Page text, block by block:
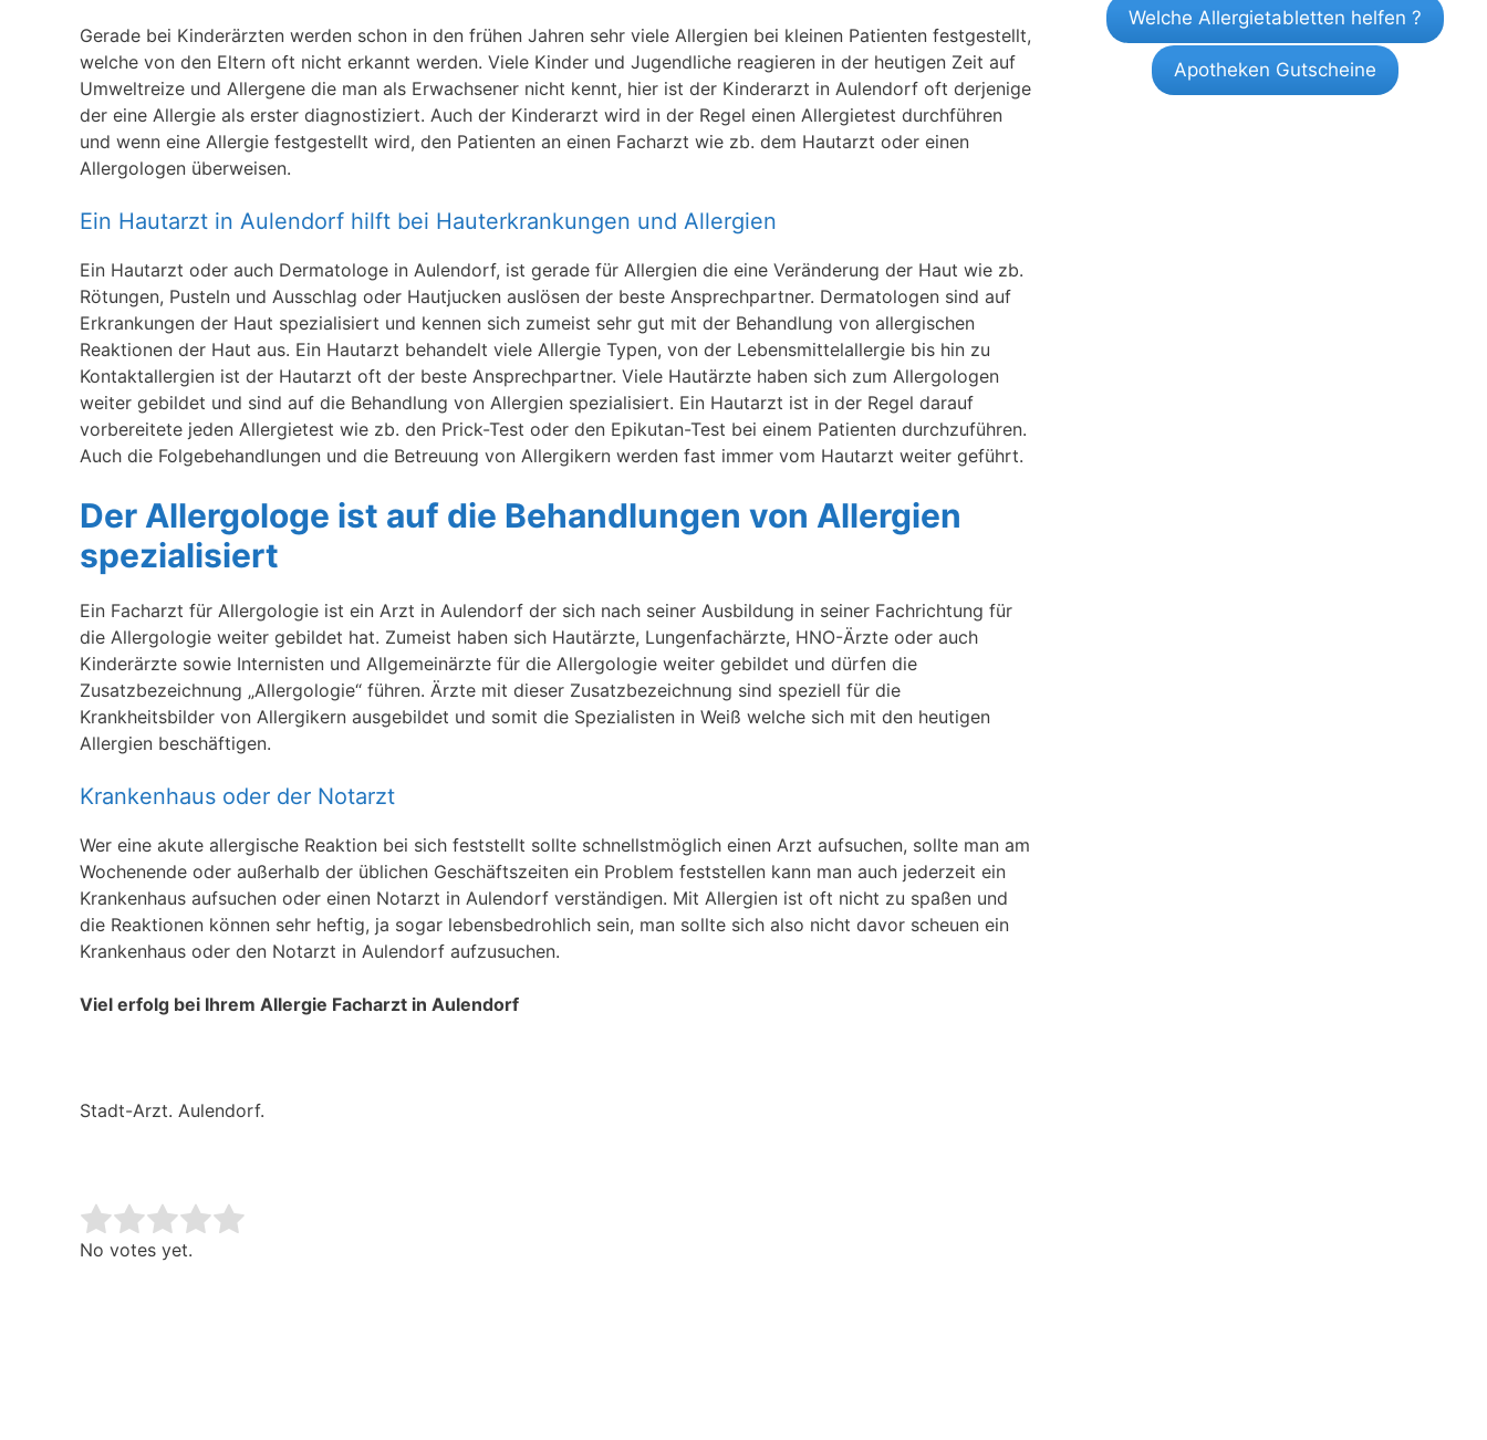
Gerade bei Kinderärzten werden schon in den frühen Jahren sehr viele Allergien bei kleinen Patienten festgestellt,
welche von den Eltern oft nicht erkannt werden. Viele Kinder und Jugendliche reagieren in der heutigen Zeit auf
Umweltreize und Allergene die man als Erwachsener nicht kennt, hier ist der Kinderarzt in Aulendorf oft derjenige
der eine Allergie als erster diagnostiziert. Auch der Kinderarzt wird in der Regel einen Allergietest durchführen
und wenn eine Allergie festgestellt wird, den Patienten an einen Facharzt wie zb. dem Hautarzt oder einen
Allergologen überweisen.
Ein Hautarzt in Aulendorf hilft bei Hauterkrankungen und Allergien
Ein Hautarzt oder auch Dermatologe in Aulendorf, ist gerade für Allergien die eine Veränderung der Haut wie zb.
Rötungen, Pusteln und Ausschlag oder Hautjucken auslösen der beste Ansprechpartner. Dermatologen sind auf
Erkrankungen der Haut spezialisiert und kennen sich zumeist sehr gut mit der Behandlung von allergischen
Reaktionen der Haut aus. Ein Hautarzt behandelt viele Allergie Typen, von der Lebensmittelallergie bis hin zu
Kontaktallergien ist der Hautarzt oft der beste Ansprechpartner. Viele Hautärzte haben sich zum Allergologen
weiter gebildet und sind auf die Behandlung von Allergien spezialisiert. Ein Hautarzt ist in der Regel darauf
vorbereitete jeden Allergietest wie zb. den Prick-Test oder den Epikutan-Test bei einem Patienten durchzuführen.
Auch die Folgebehandlungen und die Betreuung von Allergikern werden fast immer vom Hautarzt weiter geführt.
Der Allergologe ist auf die Behandlungen von Allergien
spezialisiert
Ein Facharzt für Allergologie ist ein Arzt in Aulendorf der sich nach seiner Ausbildung in seiner Fachrichtung für
die Allergologie weiter gebildet hat. Zumeist haben sich Hautärzte, Lungenfachärzte, HNO-Ärzte oder auch
Kinderärzte sowie Internisten und Allgemeinärzte für die Allergologie weiter gebildet und dürfen die
Zusatzbezeichnung „Allergologie“ führen. Ärzte mit dieser Zusatzbezeichnung sind speziell für die
Krankheitsbilder von Allergikern ausgebildet und somit die Spezialisten in Weiß welche sich mit den heutigen
Allergien beschäftigen.
Krankenhaus oder der Notarzt
Wer eine akute allergische Reaktion bei sich feststellt sollte schnellstmöglich einen Arzt aufsuchen, sollte man am
Wochenende oder außerhalb der üblichen Geschäftszeiten ein Problem feststellen kann man auch jederzeit ein
Krankenhaus aufsuchen oder einen Notarzt in Aulendorf verständigen. Mit Allergien ist oft nicht zu spaßen und
die Reaktionen können sehr heftig, ja sogar lebensbedrohlich sein, man sollte sich also nicht davor scheuen ein
Krankenhaus oder den Notarzt in Aulendorf aufzusuchen.
Viel erfolg bei Ihrem Allergie Facharzt in Aulendorf
Stadt-Arzt. Aulendorf.
Rate this item:
No votes yet.
Welche Allergietabletten helfen ?
Apotheken Gutscheine